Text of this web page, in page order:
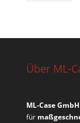
Über ML-
ML-Case GmbH
für